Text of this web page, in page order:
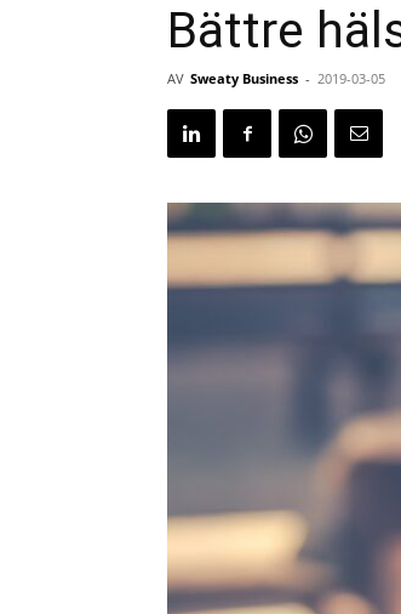
Bättre
AV Sweaty Business - 2019-03-05